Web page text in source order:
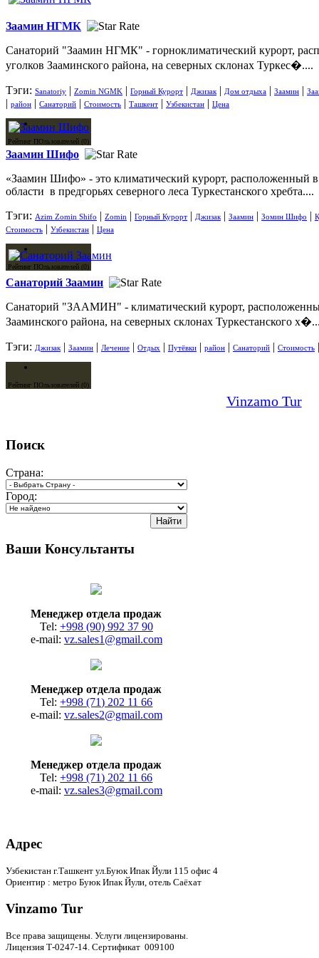
Заамин НГМК
Санаторий "Заамин НГМК" - горноклиматический курорт,
уголков Зааминского района, на северных склонах Туркес�....
Тэги: Sanatoriy | Zomin NGMK | Горный Курорт | Джизак | Дом отдыха | Заамин |
| район | Санаторий | Стоимость | Ташкент | Узбекистан | Цена
Рейтинг ПОльзователей (0)
Заамин Шифо
«Заамин Шифо» - это климатический курорт, расположенный
области в предгорьях северного леса Туркестанского хребта....
Тэги: Azim Zomin Shifo | Zomin | Горный Курорт | Джизак | Заамин | Зомин Шифо |
Стоимость | Узбекистан | Цена
Рейтинг ПОльзователей (0)
Санаторий Заамин
Санаторий "ЗААМИН" - климатический курорт,
Зааминского района, на северных склонах Туркестанского
Тэги: Джизак | Заамин | Лечение | Отдых | Путёвки | район | Санаторий | Стоимость
Рейтинг ПОльзователей (0)
Vinzamo Tur
Поиск
Страна:
Город:
Ваши Консультанты
Менеджер отдела продаж
Tel: +998 (90) 992 37 90
e-mail: vz.sales1@gmail.com
Менеджер отдела продаж
Tel:+998 (71) 202 11 66
e-mail: vz.sales2@gmail.com
Менеджер отдела продаж
Tel:+998 (71) 202 11 66
e-mail: vz.sales3@gmail.com
Адрес
Узбекистан г.Ташкент ул.Буюк Ипак Йули 115 офис 4
Ориентир : метро Буюк Ипак Йули, отель Саёхат
Vinzamo Tur
Все права защищены. Услуги лицензированы.
Лицензия Т-0247-14. Сертификат 009100